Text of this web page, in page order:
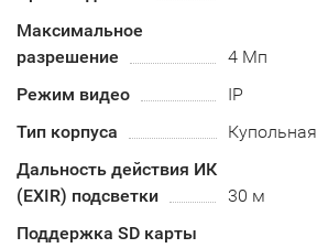
Максимальное
разрешение
4 Мп
Режим видео
IP
Тип корпуса
Купольная
Дальность действия ИК
(EXIR) подсветки
30 м
Поддержка SD карты